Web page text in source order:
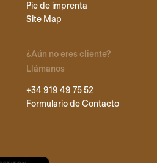
Pie de imprenta
Site Map
¿Aún no eres cliente?
Llámanos
+34 919 49 75 52
Formulario de Contacto